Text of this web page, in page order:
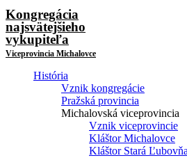
Kongregácia
najsvätejšieho
vykupiteľa
Viceprovincia Michalovce
História
Vznik kongregácie
Pražská provincia
Michalovská viceprovincia
Vznik viceprovincie
Kláštor Michalovce
Kláštor Stará Ľubovňa